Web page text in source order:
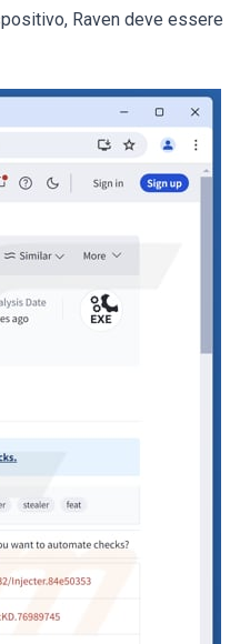
Raven deve essere